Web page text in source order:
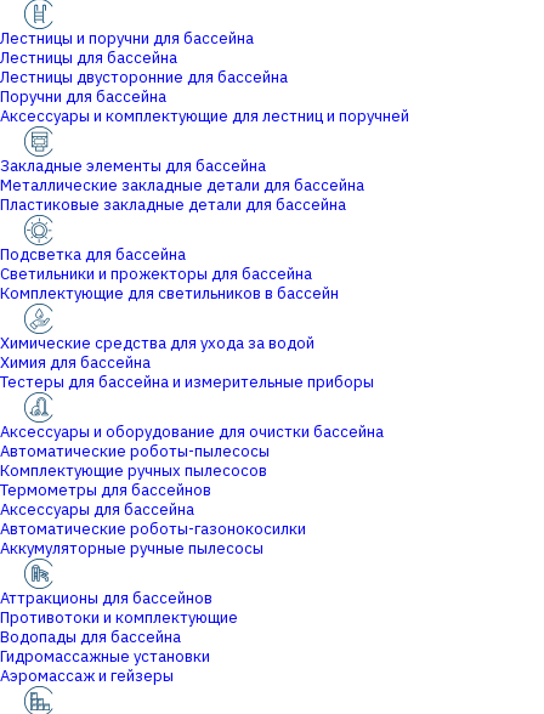
Лестницы и поручни для бассейна
Лестницы для бассейна
Лестницы двусторонние для бассейна
Поручни для бассейна
Аксессуары и комплектующие для лестниц и поручней
Закладные элементы для бассейна
Металлические закладные детали для бассейна
Пластиковые закладные детали для бассейна
Подсветка для бассейна
Светильники и прожекторы для бассейна
Комплектующие для светильников в бассейн
Химические средства для ухода за водой
Химия для бассейна
Тестеры для бассейна и измерительные приборы
Аксессуары и оборудование для очистки бассейна
Автоматические роботы-пылесосы
Комплектующие ручных пылесосов
Термометры для бассейнов
Аксессуары для бассейна
Автоматические роботы-газонокосилки
Аккумуляторные ручные пылесосы
Аттракционы для бассейнов
Противотоки и комплектующие
Водопады для бассейна
Гидромассажные установки
Аэромассаж и гейзеры